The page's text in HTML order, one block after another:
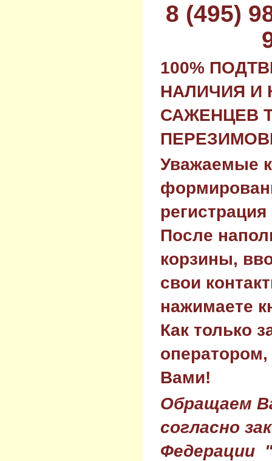
8 (495)
100%
НАЛИЧИЯ И
САЖЕНЦЕВ
Уважаемые
После
корзины,
свои
нажимаете
Как только
Вами!
Обращаем
согласно
Федерации